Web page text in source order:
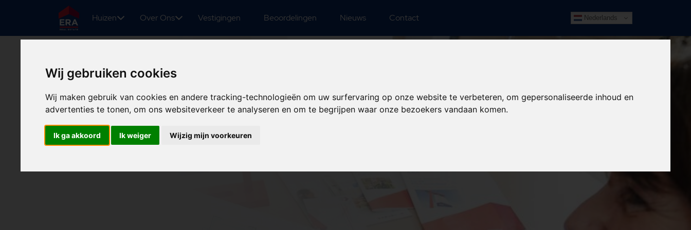
Wij gebruiken cookies
Wij maken gebruik van cookies en andere tracking-technologieën om uw surfervaring op onze website te verbeteren, om gepersonaliseerde inhoud en
advertenties te tonen, om ons websiteverkeer te analyseren en om te begrijpen waar onze bezoekers vandaan komen.
Ik ga akkoord Ik weiger Wijzig mijn voorkeuren
Huizen Over Ons Vestigingen Beoordelingen Nieuws Contact Nederlands